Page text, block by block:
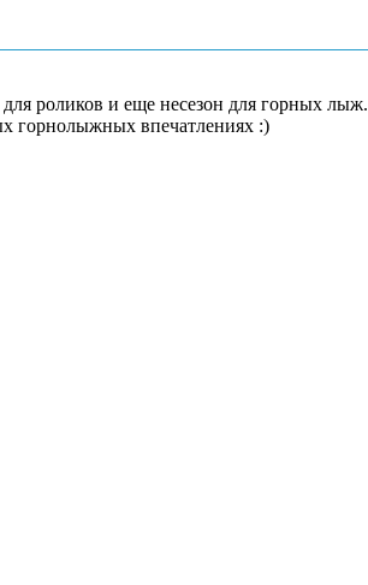
роликов и еще несезон для горных лыж.
горнолыжных впечатлениях :)